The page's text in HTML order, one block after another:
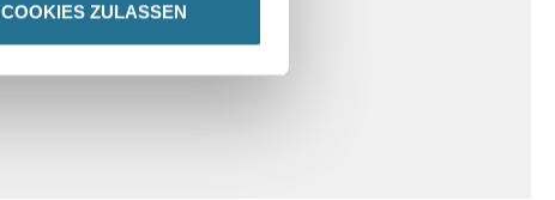
COOKIES ZULASSEN